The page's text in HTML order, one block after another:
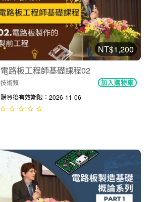
NT$1,200
電路板工程師基礎課程02
技術類 加入購物車
購買後有效期限：2026-11-06